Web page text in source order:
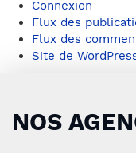
Connexion
Flux des
Flux des
Site de
NOS